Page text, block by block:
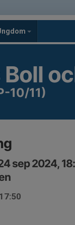
10/11)
sep 2024,